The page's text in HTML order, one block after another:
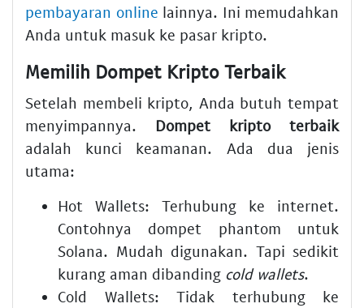
pembayaran online lainnya. Ini memudahkan
Anda untuk masuk ke pasar kripto.
Memilih Dompet Kripto Terbaik
Setelah membeli kripto, Anda butuh tempat
menyimpannya. Dompet kripto terbaik
adalah kunci keamanan. Ada dua jenis
utama:
Hot Wallets: Terhubung ke internet.
Contohnya dompet phantom untuk
Solana. Mudah digunakan. Tapi sedikit
kurang aman dibanding cold wallets.
Cold Wallets: Tidak terhubung ke